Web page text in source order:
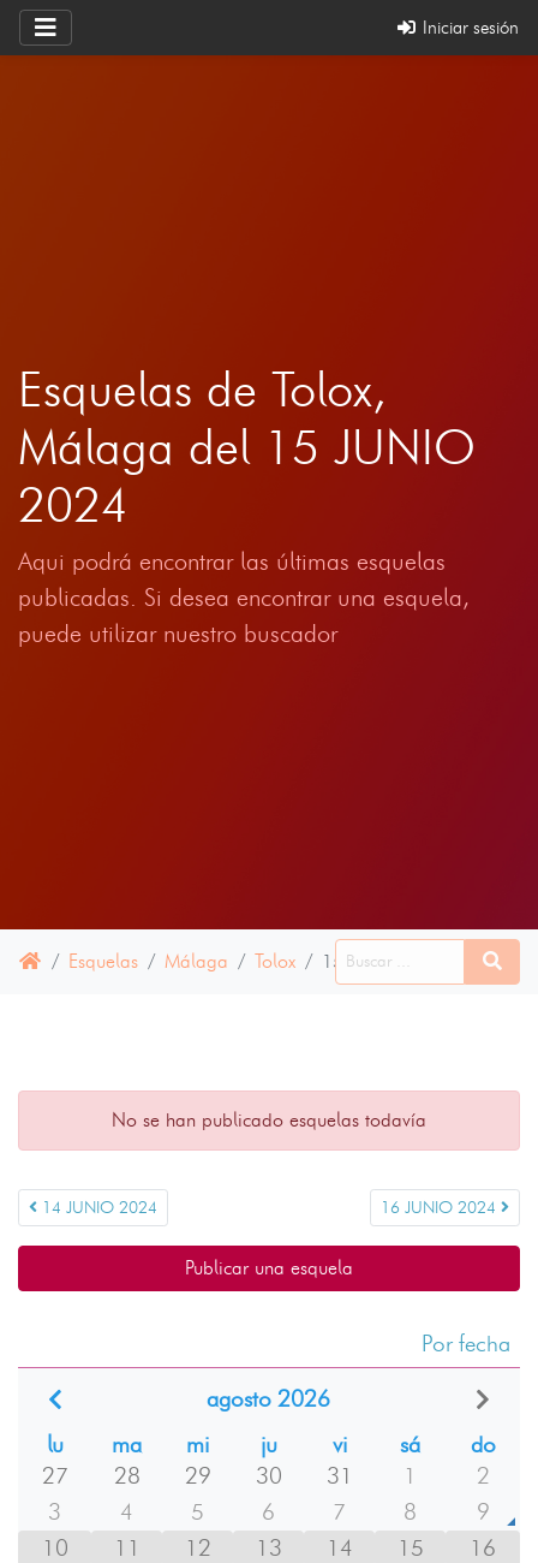
Iniciar sesión
Esquelas de Tolox,
Málaga del 15 JUNIO
2024
Aqui podrá encontrar las últimas esquelas
publicadas. Si desea encontrar una esquela,
puede utilizar nuestro buscador
Esquelas Málaga Tolox 15 JUNIO 2024
No se han publicado esquelas todavía
14 JUNIO 2024 16 JUNIO 2024
Publicar una esquela
Por fecha
agosto 2026
lu
ma mi ju vi sá
do
27
28 29 30 31 1
2
3
4 5 6 7 8
9
10
11 12 13 14 15
16